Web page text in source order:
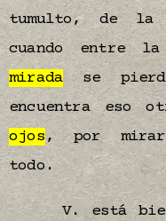
tumulto, de la
cuando entre
miradase
encuentra eso
ojos, por
todo.
V. está